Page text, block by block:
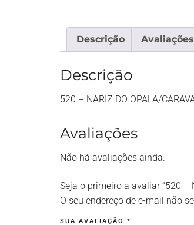
Descrição
Descrição
520 – NARIZ DO OPALA/
Avaliações
Não há avaliações ainda.
Seja o primeiro a avaliar “520 –
O seu endereço de e-mail não
SUA AVALIAÇÃO *